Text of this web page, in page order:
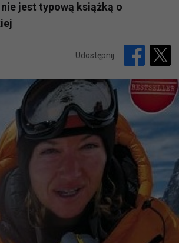
jest typową książką o
Udostępnij